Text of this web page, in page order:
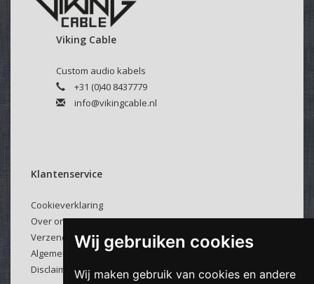
Wij gebruiken cookies
Wij maken gebruik van cookies en andere
Viking Cable
Custom audio kabels
+31 (0)40 8437779
info@vikingcable.nl
Klantenservice
Cookieverklaring
Over ons
Verzenden & retourneren
Algemene voorwaarden
Disclaimer